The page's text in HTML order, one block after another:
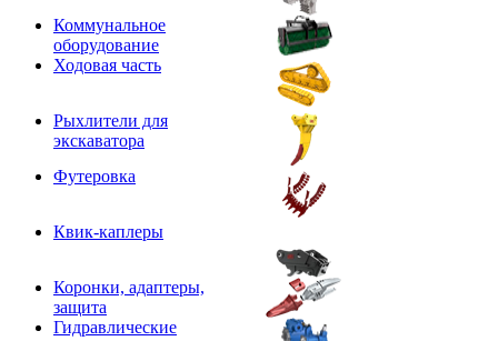
Коммунальное
оборудование
Ходовая часть
Рыхлители для
экскаватора
Футеровка
Квик-каплеры
Коронки, адаптеры,
защита
Гидравлические